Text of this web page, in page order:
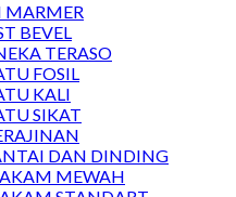
MARMER
BEVEL
TERASO
FOSIL
KALI
SIKAT
DAN DINDING
MEWAH